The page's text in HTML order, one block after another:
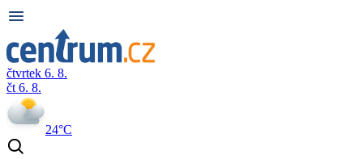
čtvrtek 6. 8.
čt 6. 8.
24°C